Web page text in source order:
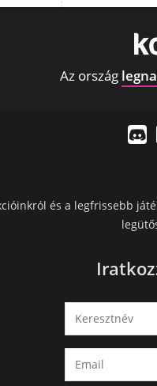
Az ország
és a legfrissebb